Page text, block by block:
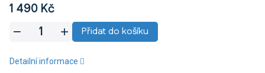
1 490 Kč
Přidat do košíku
Detailní informace